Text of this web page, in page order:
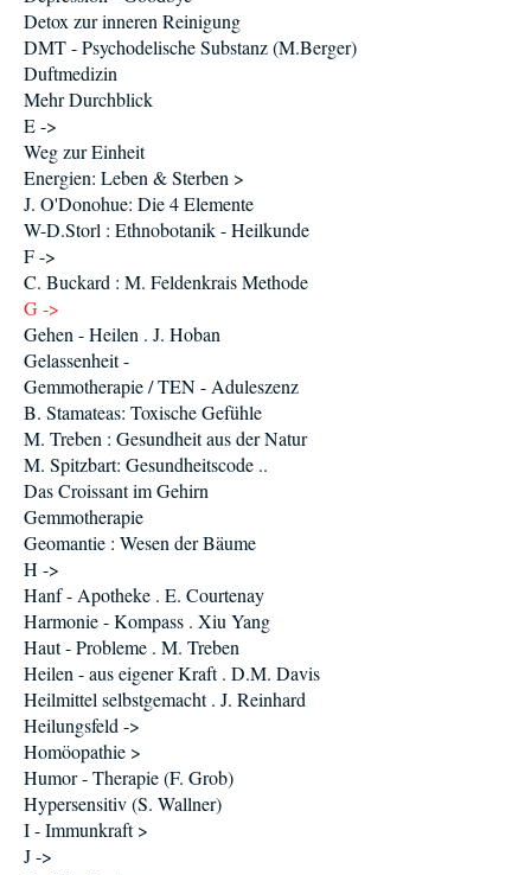
Detox zur inneren Reinigung
DMT - Psychodelische Substanz (M.Berger)
Duftmedizin
Mehr Durchblick
E ->
Weg zur Einheit
Energien: Leben & Sterben >
J. O'Donohue: Die 4 Elemente
W-D.Storl : Ethnobotanik - Heilkunde
F ->
C. Buckard : M. Feldenkrais Methode
G ->
Gehen - Heilen . J. Hoban
Gelassenheit -
Gemmotherapie / TEN - Aduleszenz
B. Stamateas: Toxische Gefühle
M. Treben : Gesundheit aus der Natur
M. Spitzbart: Gesundheitscode ..
Das Croissant im Gehirn
Gemmotherapie
Geomantie : Wesen der Bäume
H ->
Hanf - Apotheke . E. Courtenay
Harmonie - Kompass . Xiu Yang
Haut - Probleme . M. Treben
Heilen - aus eigener Kraft . D.M. Davis
Heilmittel selbstgemacht . J. Reinhard
Heilungsfeld ->
Homöopathie >
Humor - Therapie (F. Grob)
Hypersensitiv (S. Wallner)
I - Immunkraft >
J ->